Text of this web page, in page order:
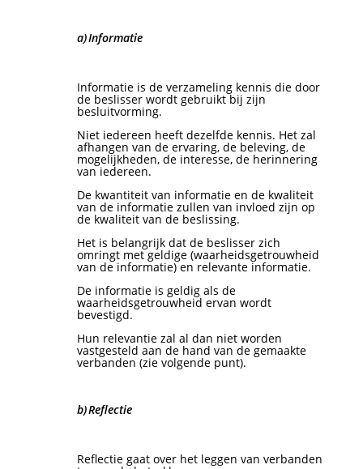
a)Informatie
Informatie is de verzameling kennis die door
de beslisser wordt gebruikt bij zijn
besluitvorming.
Niet iedereen heeft dezelfde kennis. Het zal
afhangen van de ervaring, de beleving, de
mogelijkheden, de interesse, de herinnering
van iedereen.
De kwantiteit van informatie en de kwaliteit
van de informatie zullen van invloed zijn op
de kwaliteit van de beslissing.
Het is belangrijk dat de beslisser zich
omringt met geldige (waarheidsgetrouwheid
van de informatie) en relevante informatie.
De informatie is geldig als de
waarheidsgetrouwheid ervan wordt
bevestigd.
Hun relevantie zal al dan niet worden
vastgesteld aan de hand van de gemaakte
verbanden (zie volgende punt).
b)Reflectie
Reflectie gaat over het leggen van verbanden